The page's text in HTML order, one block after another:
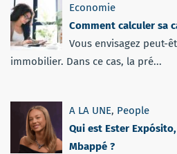
Economie
Comment calculer sa
Vous envisagez peut-
immobilier. Dans ce cas, la pré...
A LA UNE, People
Qui est Ester
Mbappé ?